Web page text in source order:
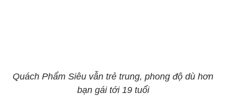
Quách Phẩm Siêu vẫn trẻ trung, phong độ dù hơn
bạn gái tới 19 tuổi